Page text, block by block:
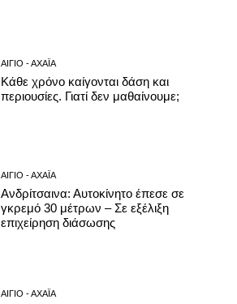
ΑΊΓΙΟ - ΑΧΑΪ́Α
Κάθε χρόνο καίγονται δάση και
περιουσίες. Γιατί δεν μαθαίνουμε;
ΑΊΓΙΟ - ΑΧΑΪ́Α
Ανδρίτσαινα: Αυτοκίνητο έπεσε σε
γκρεμό 30 μέτρων – Σε εξέλιξη
επιχείρηση διάσωσης
ΑΊΓΙΟ - ΑΧΑΪ́Α